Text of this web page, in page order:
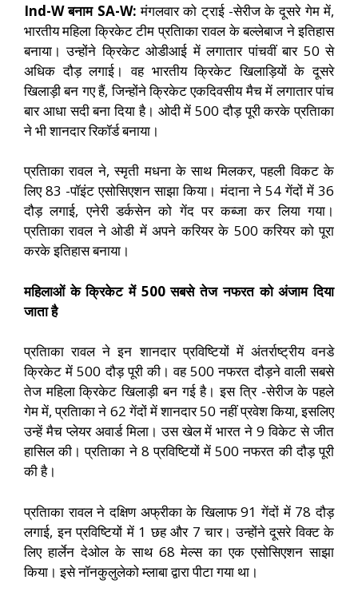
Ind-W बनाम SA-W:मंगलवार को ट्राई -सेरीज के दूसरे गेम में,
भारतीय महिला क्रिकेट टीम प्रतािका रावल के बल्लेबाज ने इतिहास
बनाया। उन्होंने क्रिकेट ओडीआई में लगातार पांचवीं बार 50 से
अधिक दौड़ लगाई। वह भारतीय क्रिकेट खिलाड़ियों के दूसरे
खिलाड़ी बन गए हैं, जिन्होंने क्रिकेट एकदिवसीय मैच में लगातार पांच
बार आधा सदी बना दिया है। ओदी में 500 दौड़ पूरी करके प्रतािका
ने भी शानदार रिकॉर्ड बनाया।
प्रतािका रावल ने, स्मृती मधना के साथ मिलकर, पहली विकट के
लिए 83 -पॉइंट एसोसिएशन साझा किया। मंदाना ने 54 गेंदों में 36
दौड़ लगाई, एनेरी डर्कसेन को गेंद पर कब्जा कर लिया गया।
प्रतािका रावल ने ओडी में अपने करियर के 500 करियर को पूरा
करके इतिहास बनाया।
महिलाओं के क्रिकेट में 500 सबसे तेज नफरत को अंजाम दिया
जाता है
प्रतािका रावल ने इन शानदार प्रविष्टियों में अंतर्राष्ट्रीय वनडे
क्रिकेट में 500 दौड़ पूरी की। वह 500 नफरत दौड़ने वाली सबसे
तेज महिला क्रिकेट खिलाड़ी बन गई है। इस त्रि -सेरीज के पहले
गेम में, प्रतािका ने 62 गेंदों में शानदार 50 नहीं प्रवेश किया, इसलिए
उन्हें मैच प्लेयर अवार्ड मिला। उस खेल में भारत ने 9 विकेट से जीत
हासिल की। प्रतािका ने 8 प्रविष्टियों में 500 नफरत की दौड़ पूरी
की है।
प्रतािका रावल ने दक्षिण अफ्रीका के खिलाफ 91 गेंदों में 78 दौड़
लगाई, इन प्रविष्टियों में 1 छह और 7 चार। उन्होंने दूसरे विक्ट के
लिए हार्लेन देओल के साथ 68 मेल्स का एक एसोसिएशन साझा
किया। इसे नॉनकुलुलेको म्लाबा द्वारा पीटा गया था।